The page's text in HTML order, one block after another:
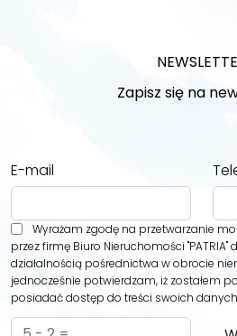
Zapisz się na
E-mail
Wyrażam zgodę na przetwarzanie
przez firmę Biuro Nieruchomości
działalnością pośrednictwa w obrocie
jednocześnie potwierdzam, iż zostałem
posiadać dostęp do treści swoich